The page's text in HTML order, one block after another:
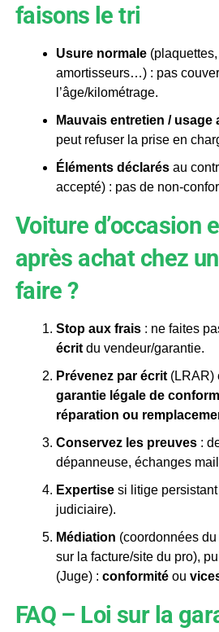
faisons le tri
Usure normale(plaquettes,
amortisseurs…) : pas
l’âge/kilométrage.
Mauvais entretien / usage
peut refuser la prise en
Éléments déclarésau
accepté) : pas de non-
Voiture d’occasion
après achat chez
faire ?
Stop aux frais: ne faites
écritdu vendeur/garantie.
Prévenez par écrit(LRAR)
garantie légale de
réparation ou
Conservez les preuves:
dépanneuse, échanges
Expertisesi litige
judiciaire).
Médiation (coordonnées
sur la facture/site du pro),
(Juge) : conformitéou
FAQ – Loi sur la